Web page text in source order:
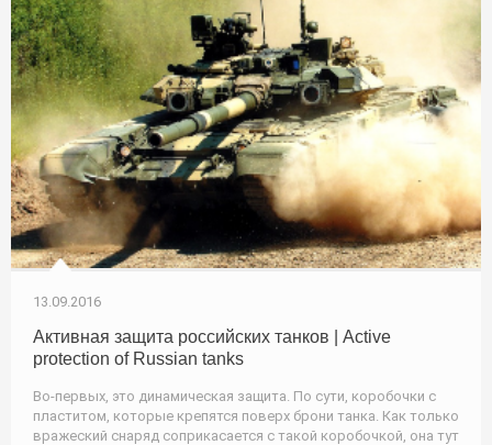
13.09.2016
Активная защита российских танков | Active
protection of Russian tanks
Во-первых, это динамическая защита. По сути, коробочки с
пластитом, которые крепятся поверх брони танка. Как только
вражеский снаряд соприкасается с такой коробочкой, она тут